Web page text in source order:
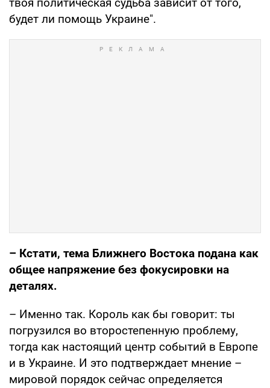
твоя политическая судьба зависит от того,
будет ли помощь Украине".
– Кстати, тема Ближнего Востока подана как
общее напряжение без фокусировки на
деталях.
– Именно так. Король как бы говорит: ты
погрузился во второстепенную проблему,
тогда как настоящий центр событий в Европе
и в Украине. И это подтверждает мнение –
мировой порядок сейчас определяется